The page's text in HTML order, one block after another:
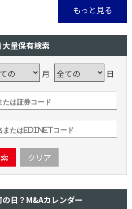
もっと見る
大量保有検索
月 日
クリア
日？M&Aカレンダー